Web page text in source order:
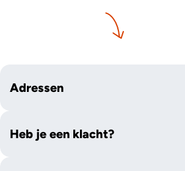
Adressen
Heb je een klacht?